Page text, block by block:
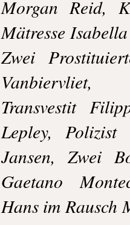
Morgan Reid,
Mätresse
Zwei
Transvestit
Lepley,
Jansen, Zwei
Gaetano
Hans im Rausch